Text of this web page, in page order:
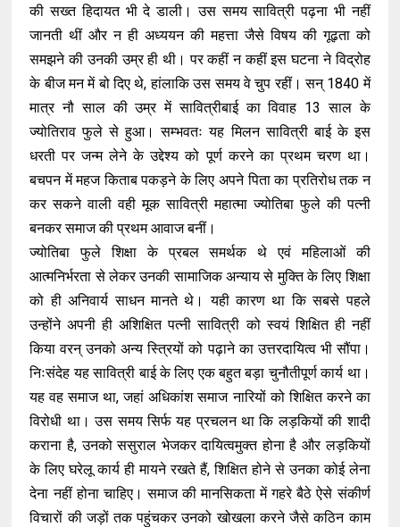
की सख्त हिदायत भी दे डाली। उस समय सावित्री पढ़ना भी नहीं
जानती थीं और न ही अध्ययन की महत्ता जैसे विषय की गूढ़ता को
समझने की उनकी उम्र ही थी। पर कहीं न कहीं इस घटना ने विद्रोह
के बीज मन में बो दिए थे, हांलाकि उस समय वे चुप रहीं। सन् 1840 में
मात्र नौ साल की उम्र में सावित्रीबाई का विवाह 13 साल के
ज्‍योतिराव फुले से हुआ। सम्भवतः यह मिलन सावित्री बाई के इस
धरती पर जन्म लेने के उद्देश्य को पूर्ण करने का प्रथम चरण था।
बचपन में महज किताब पकड़ने के लिए अपने पिता का प्रतिरोध तक न
कर सकने वाली वही मूक सावित्री महात्मा ज्योतिबा फुले की पत्नी
बनकर समाज की प्रथम आवाज बनीं।
ज्योतिबा फुले शिक्षा के प्रबल समर्थक थे एवं महिलाओं की
आत्मनिर्भरता से लेकर उनकी सामाजिक अन्याय से मुक्ति के लिए शिक्षा
को ही अनिवार्य साधन मानते थे। यही कारण था कि सबसे पहले
उन्होंने अपनी ही अशिक्षित पत्नी सावित्री को स्वयं शिक्षित ही नहीं
किया वरन् उनको अन्य स्त्रियों को पढ़ाने का उत्तरदायित्व भी सौंपा।
निःसंदेह यह सावित्री बाई के लिए एक बहुत बड़ा चुनौतीपूर्ण कार्य था।
यह वह समाज था, जहां अधिकांश समाज नारियों को शिक्षित करने का
विरोधी था। उस समय सिर्फ यह प्रचलन था कि लड़कियों की शादी
कराना है, उनको ससुराल भेजकर दायित्वमुक्त होना है और लड़कियों
के लिए घरेलू कार्य ही मायने रखते हैं, शिक्षित होने से उनका कोई लेना
देना नहीं होना चाहिए। समाज की मानसिकता में गहरे बैठे ऐसे संकीर्ण
विचारों की जड़ों तक पहुंचकर उनको खोखला करने जैसे कठिन काम